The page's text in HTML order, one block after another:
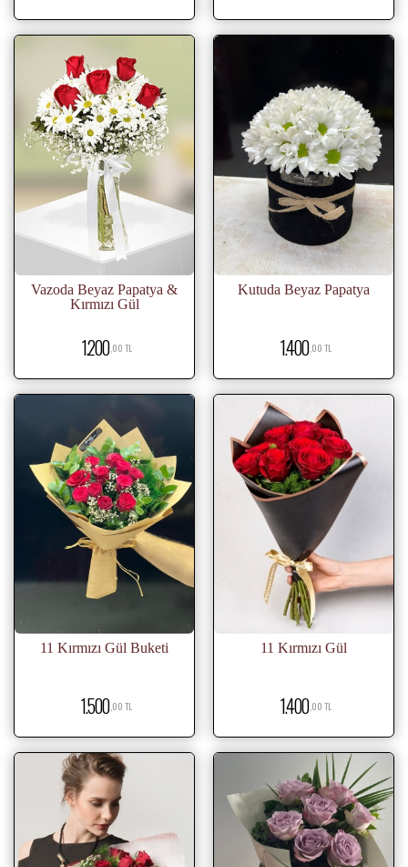
Vazoda Beyaz Papatya &
Kırmızı Gül
1.200,00 TL
Kutuda Beyaz Papatya
1.400 ,00 TL
11 Kırmızı Gül Buketi
1.500 ,00 TL
11 Kırmızı Gül
1.400 ,00 TL